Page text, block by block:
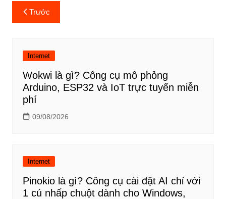
Điều
hướng
viết
Trước
Internet
Wokwi là gì? Công cụ mô phỏng
Arduino, ESP32 và IoT trực tuyến miễn
phí
09/08/2026
Internet
Pinokio là gì? Công cụ cài đặt AI chỉ với
1 cú nhấp chuột dành cho Windows,